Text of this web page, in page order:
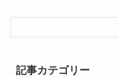
記事カテゴリー